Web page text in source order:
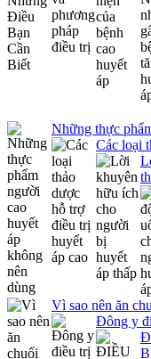
Những thực
Các loại
Vì sao nên ăn
Đông y